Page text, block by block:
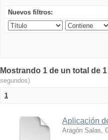
Nuevos filtros:
Mostrando 1 de un total de
segundos)
1
Aplicación
Aragón Salas,